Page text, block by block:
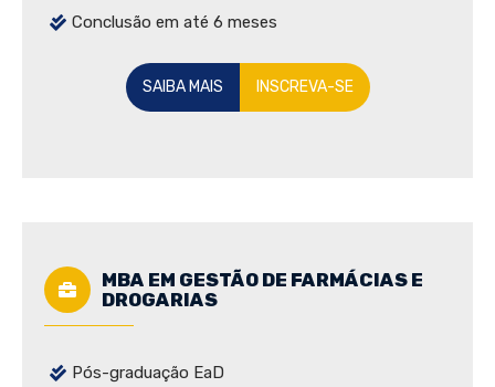
Conclusão em até 6 meses
SAIBA MAIS INSCREVA-SE
MBA EM GESTÃO DE FARMÁCIAS E
DROGARIAS
Pós-graduação EaD